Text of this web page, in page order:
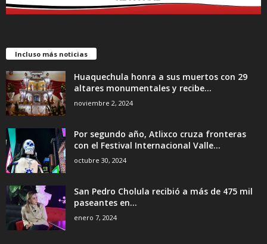
Incluso más noticias
Huaquechula honra a sus muertos con 29
altares monumentales y recibe...
noviembre 2, 2024
Por segundo año, Atlixco cruza fronteras
con el Festival Internacional Valle...
octubre 30, 2024
San Pedro Cholula recibió a más de 475 mil
paseantes en...
enero 7, 2024